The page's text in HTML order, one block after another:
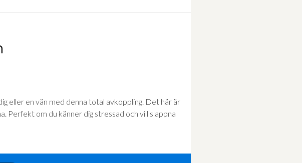
eller en vän med denna total avkoppling. Det här är
Perfekt om du känner dig stressad och vill slappna